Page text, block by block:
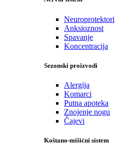
Neuroprotektori
Anksioznost
Spavanje
Koncentracija
Sezonski proizvodi
Alergija
Komarci
Putna apoteka
Znojenje nogu
Čajevi
Koštano-mišićni sistem